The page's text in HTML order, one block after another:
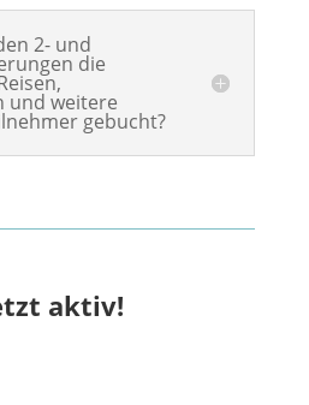
2- und
die
und weitere
gebucht?
aktiv!